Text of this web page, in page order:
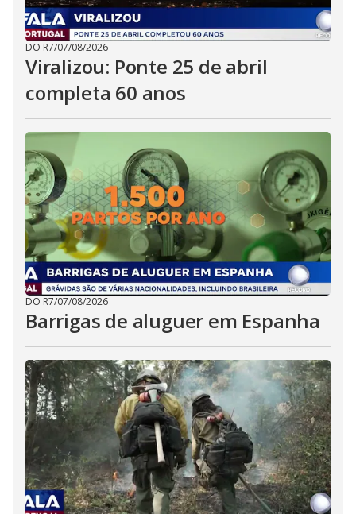
DO R7/07/08/2026
Viralizou: Ponte 25 de abril
completa 60 anos
DO R7/07/08/2026
Barrigas de aluguer em Espanha